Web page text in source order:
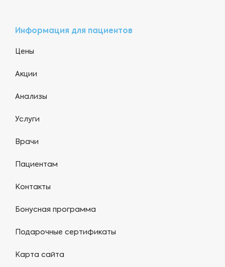
Информация для пациентов
Цены
Акции
Анализы
Услуги
Врачи
Пациентам
Контакты
Бонусная программа
Подарочные сертификаты
Карта сайта